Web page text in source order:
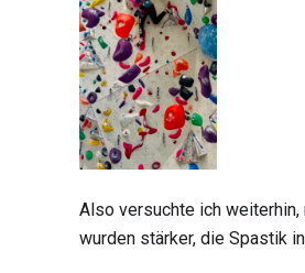
Also versuchte ich
wurden stärker, die Spastik